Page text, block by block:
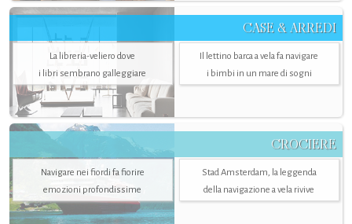
CASE & ARREDI
La libreria-veliero dove
i libri sembrano galleggiare
Il lettino barca a vela fa navigare
i bimbi in un mare di sogni
CROCIERE
Navigare nei fiordi fa fiorire
emozioni profondissime
Stad Amsterdam, la leggenda
della navigazione a vela rivive